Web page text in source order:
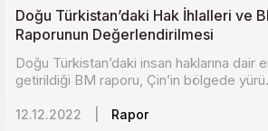
Doğu Türkistan’daki Hak İhlalleri ve
Raporunun Değerlendirilmesi
Doğu Türkistan’daki insan haklarına dair
getirildiği BM raporu, Çin’in bölgede
12.12.2022 Rapor